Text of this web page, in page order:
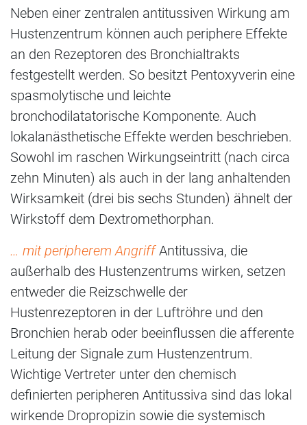
Neben einer zentralen antitussiven Wirkung am
Hustenzentrum können auch periphere Effekte
an den Rezeptoren des Bronchialtrakts
festgestellt werden. So besitzt Pentoxyverin eine
spasmolytische und leichte
bronchodilatatorische Komponente. Auch
lokalanästhetische Effekte werden beschrieben.
Sowohl im raschen Wirkungseintritt (nach circa
zehn Minuten) als auch in der lang anhaltenden
Wirksamkeit (drei bis sechs Stunden) ähnelt der
Wirkstoff dem Dextromethorphan.
… mit peripherem AngriffAntitussiva, die
außerhalb des Hustenzentrums wirken, setzen
entweder die Reizschwelle der
Hustenrezeptoren in der Luftröhre und den
Bronchien herab oder beeinflussen die afferente
Leitung der Signale zum Hustenzentrum.
Wichtige Vertreter unter den chemisch
definierten peripheren Antitussiva sind das lokal
wirkende Dropropizin sowie die systemisch